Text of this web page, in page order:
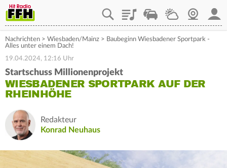
PlaylistStaupilotWetterWebcam
Nachrichten > Wiesbaden/Mainz > Baubeginn Wiesbadener Sportpark -
Alles unter einem Dach!
19.04.2024, 12:16 Uhr
Startschuss Millionenprojekt
WIESBADENER SPORTPARK AUF DER
RHEINHÖHE
Redakteur
Konrad Neuhaus